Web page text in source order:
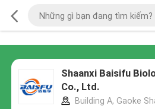
Shaanxi Baisifu
Co., Ltd.
Building A, Gaoke